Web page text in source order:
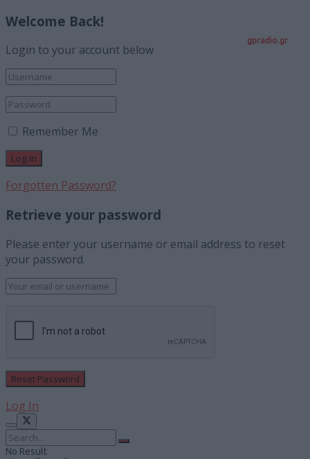
gpradio.gr
Welcome Back!
Login to your account below
Remember Me
Forgotten Password?
Retrieve your password
Please enter your username or email address to reset
your password.
Log In
No Result